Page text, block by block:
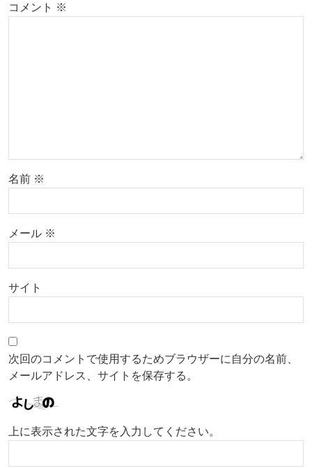
コメント ※
名前 ※
メール ※
サイト
次回のコメントで使用するためブラウザーに自分の名前、
メールアドレス、サイトを保存する。
上に表示された文字を入力してください。